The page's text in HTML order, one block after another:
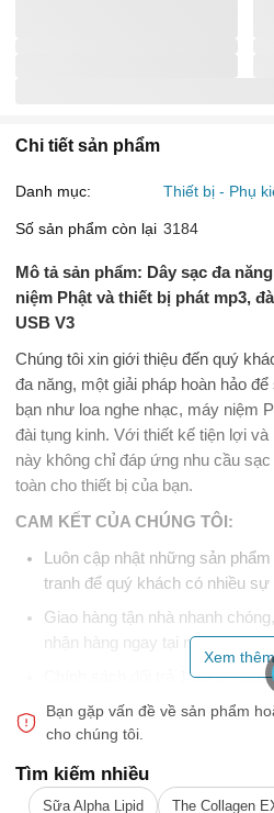
Chi tiết sản phẩm
Danh mục: Thiết bị - Phụ
Số sản phẩm còn lại 3184
Mô tả sản phẩm: Dây sạc đa
niệm Phật và thiết bị phát mp3,
USB V3
Chúng tôi xin giới thiệu đến quý
đa năng, một giải pháp hoàn hảo
bạn như loa nghe nhạc, máy niệm
đài tụng kinh. Với thiết kế tiện lợi
này không chỉ đáp ứng nhu cầu
toàn cho thiết bị của bạn.
CAM KẾT CỦA CHÚNG TÔI:
Luôn cập nhật những sản
tranh để quý khách có nhiều sự
Giao hàng tận nhà nhanh
nhận hàng ngay tại nơi cư trú.
Chính sách đổi trả 1 đổi 1 miễn
như vỡ, hỏng hoặc không
Đội ngũ hỗ trợ khách hàng luôn
tối ưu nhất.
Xem
Bạn gặp vấn đề về sản phẩm
cho chúng tôi.
Tìm kiếm nhiều
Sữa Alpha Lipid The Collagen